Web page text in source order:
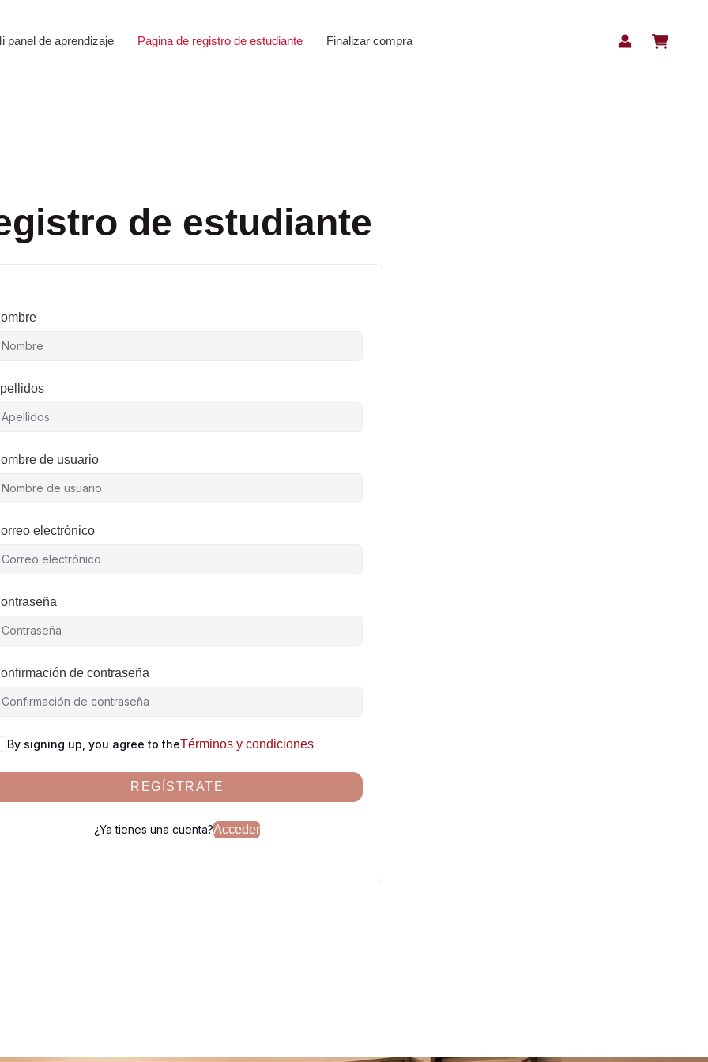
panel de aprendizaje Pagina de registro de estudiante Finalizar compra
de estudiante
de usuario
electrónico
de contraseña
By signing up, you agree to theTérminos y condiciones
REGÍSTRATE
¿Ya tienes una cuenta?Acceder